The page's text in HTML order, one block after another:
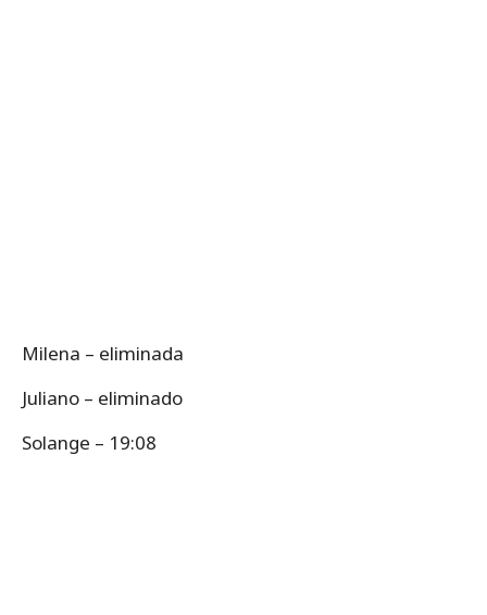
Milena – eliminada
Juliano – eliminado
Solange – 19:08